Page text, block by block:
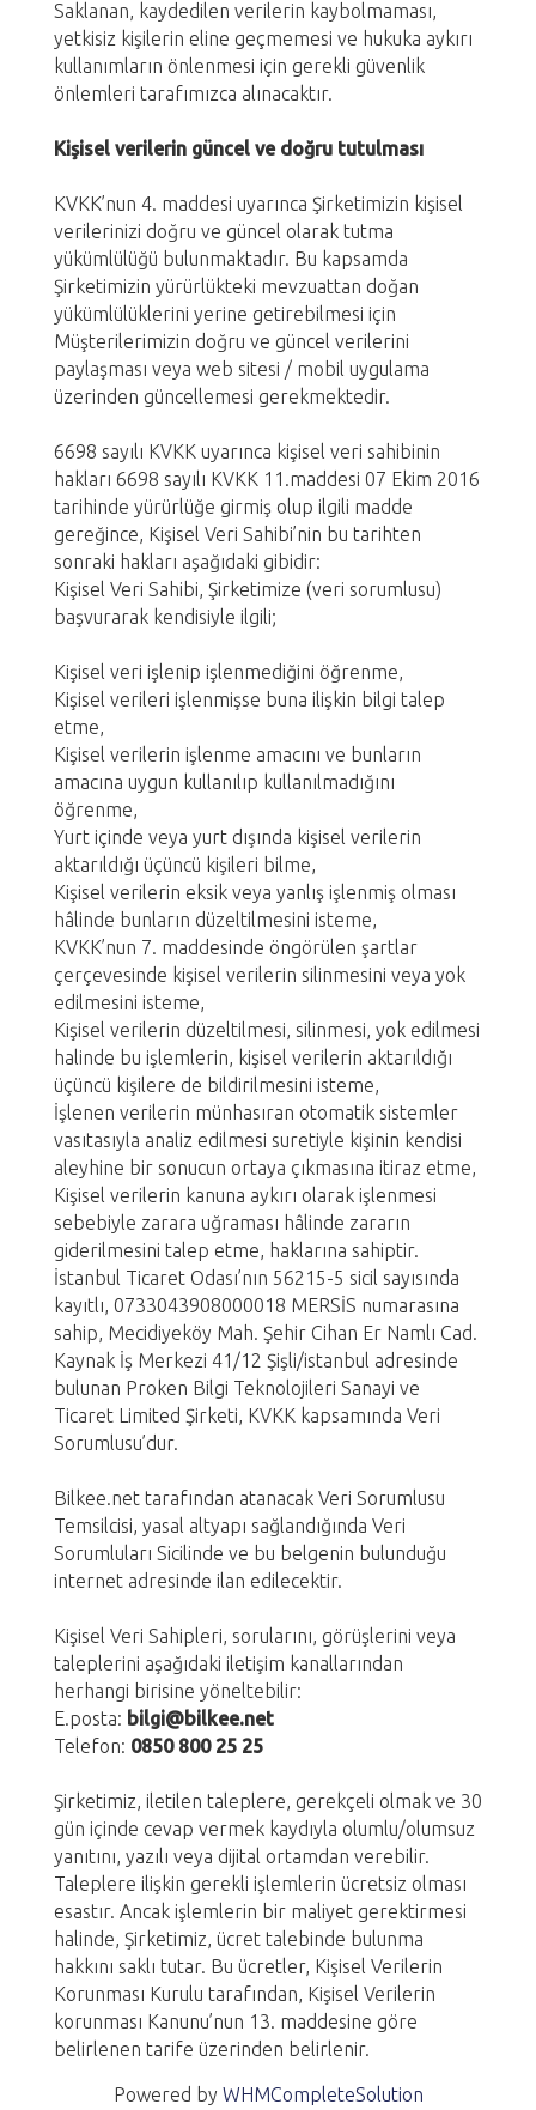
Saklanan, kaydedilen verilerin kaybolmaması,
yetkisiz kişilerin eline geçmemesi ve hukuka aykırı
kullanımların önlenmesi için gerekli güvenlik
önlemleri tarafımızca alınacaktır.
Kişisel verilerin güncel ve doğru tutulması
KVKK’nun 4. maddesi uyarınca Şirketimizin kişisel
verilerinizi doğru ve güncel olarak tutma
yükümlülüğü bulunmaktadır. Bu kapsamda
Şirketimizin yürürlükteki mevzuattan doğan
yükümlülüklerini yerine getirebilmesi için
Müşterilerimizin doğru ve güncel verilerini
paylaşması veya web sitesi / mobil uygulama
üzerinden güncellemesi gerekmektedir.
6698 sayılı KVKK uyarınca kişisel veri sahibinin
hakları 6698 sayılı KVKK 11.maddesi 07 Ekim 2016
tarihinde yürürlüğe girmiş olup ilgili madde
gereğince, Kişisel Veri Sahibi’nin bu tarihten
sonraki hakları aşağıdaki gibidir:
Kişisel Veri Sahibi, Şirketimize (veri sorumlusu)
başvurarak kendisiyle ilgili;
Kişisel veri işlenip işlenmediğini öğrenme,
Kişisel verileri işlenmişse buna ilişkin bilgi talep
etme,
Kişisel verilerin işlenme amacını ve bunların
amacına uygun kullanılıp kullanılmadığını
öğrenme,
Yurt içinde veya yurt dışında kişisel verilerin
aktarıldığı üçüncü kişileri bilme,
Kişisel verilerin eksik veya yanlış işlenmiş olması
hâlinde bunların düzeltilmesini isteme,
KVKK’nun 7. maddesinde öngörülen şartlar
çerçevesinde kişisel verilerin silinmesini veya yok
edilmesini isteme,
Kişisel verilerin düzeltilmesi, silinmesi, yok edilmesi
halinde bu işlemlerin, kişisel verilerin aktarıldığı
üçüncü kişilere de bildirilmesini isteme,
İşlenen verilerin münhasıran otomatik sistemler
vasıtasıyla analiz edilmesi suretiyle kişinin kendisi
aleyhine bir sonucun ortaya çıkmasına itiraz etme,
Kişisel verilerin kanuna aykırı olarak işlenmesi
sebebiyle zarara uğraması hâlinde zararın
giderilmesini talep etme, haklarına sahiptir.
İstanbul Ticaret Odası’nın 56215-5 sicil sayısında
kayıtlı, 0733043908000018 MERSİS numarasına
sahip, Mecidiyeköy Mah. Şehir Cihan Er Namlı Cad.
Kaynak İş Merkezi 41/12 Şişli/istanbul adresinde
bulunan Proken Bilgi Teknolojileri Sanayi ve
Ticaret Limited Şirketi, KVKK kapsamında Veri
Sorumlusu’dur.
Bilkee.net tarafından atanacak Veri Sorumlusu
Temsilcisi, yasal altyapı sağlandığında Veri
Sorumluları Sicilinde ve bu belgenin bulunduğu
internet adresinde ilan edilecektir.
Kişisel Veri Sahipleri, sorularını, görüşlerini veya
taleplerini aşağıdaki iletişim kanallarından
herhangi birisine yöneltebilir:
E.posta: bilgi@bilkee.net
Telefon: 0850 800 25 25
Şirketimiz, iletilen taleplere, gerekçeli olmak ve 30
gün içinde cevap vermek kaydıyla olumlu/olumsuz
yanıtını, yazılı veya dijital ortamdan verebilir.
Taleplere ilişkin gerekli işlemlerin ücretsiz olması
esastır. Ancak işlemlerin bir maliyet gerektirmesi
halinde, Şirketimiz, ücret talebinde bulunma
hakkını saklı tutar. Bu ücretler, Kişisel Verilerin
Korunması Kurulu tarafından, Kişisel Verilerin
korunması Kanunu’nun 13. maddesine göre
belirlenen tarife üzerinden belirlenir.
Powered by WHMCompleteSolution